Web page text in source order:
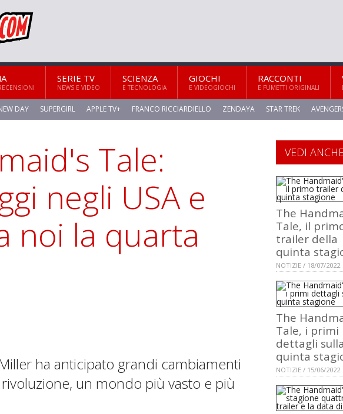
SERIE TV
NEWS E VIDEO
SCIENZA
E TECNOLOGIA
GIOCHI
E VIDEOGIOCHI
RACCONTI
E FUMETTI ORIGINALI
DAY SUPERGIRL APPLE TV+ FRANCO RICCIARDIELLO ZENDAYA STAR TREK
Tale:
negli USA e
noi la quarta
ha anticipato grandi cambiamenti
un mondo più vasto e più
VEDI ANCHE
The
Tale, il
trailer della
quinta
NOTIZIE / 18/07/2022
The
Tale, i primi
dettagli sulla
quinta
NOTIZIE / 15/06/2022